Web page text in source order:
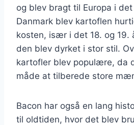
og blev bragt til Europa i
Danmark blev kartoflen
kosten, især i det 18. og 19.
den blev dyrket i stor stil.
kartofler blev populære, da
måde at tilberede store
Bacon har også en lang
til oldtiden, hvor det blev